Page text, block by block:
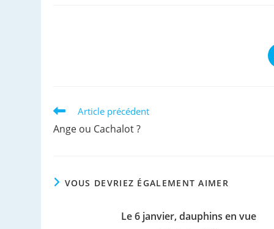
Read
articles
Article précédent
Ange ou Cachalot ?
VOUS DEVRIEZ ÉGALEMENT AIMER
Le 6 janvier, dauphins en vue